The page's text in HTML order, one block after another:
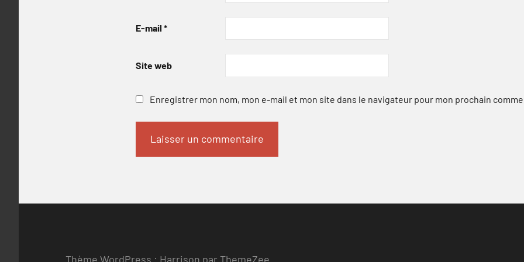
E-mail *
Site web
Enregistrer mon nom, mon e-mail et mon site dans le navigateur pour mon prochain
Thème WordPress : Harrison par ThemeZee.